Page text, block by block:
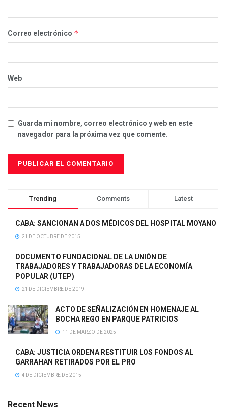
Correo electrónico *
Web
Guarda mi nombre, correo electrónico y web en este
navegador para la próxima vez que comente.
Trending Comments Latest
CABA: SANCIONAN A DOS MÉDICOS DEL HOSPITAL MOYANO
21 DE OCTUBRE DE 2015
DOCUMENTO FUNDACIONAL DE LA UNIÓN DE
TRABAJADORES Y TRABAJADORAS DE LA ECONOMÍA
POPULAR (UTEP)
21 DE DICIEMBRE DE 2019
ACTO DE SEÑALIZACIÓN EN HOMENAJE AL
BOCHA REGO EN PARQUE PATRICIOS
11 DE MARZO DE 2025
CABA: JUSTICIA ORDENA RESTITUIR LOS FONDOS AL
GARRAHAN RETIRADOS POR EL PRO
4 DE DICIEMBRE DE 2015
Recent News